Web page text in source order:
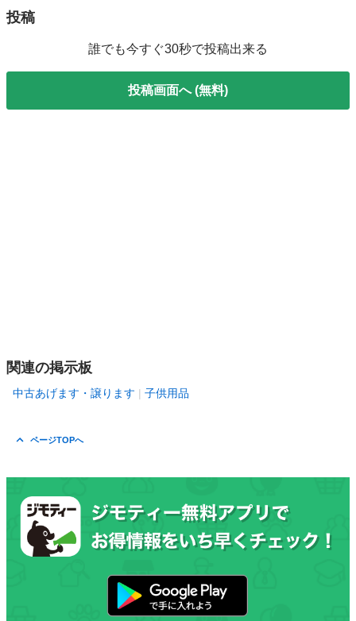
投稿
誰でも今すぐ30秒で投稿出来る
投稿画面へ (無料)
関連の掲示板
中古あげます・譲ります 子供用品
ページTOPへ